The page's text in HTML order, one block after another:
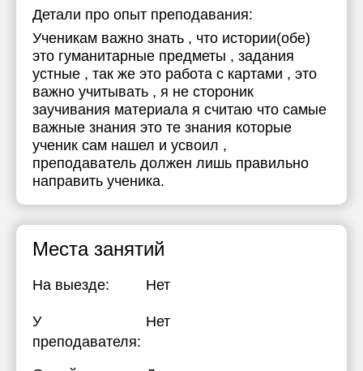
Детали про опыт преподавания:
Ученикам важно знать , что истории(обе)
это гуманитарные предметы , задания
устные , так же это работа с картами , это
важно учитывать , я не стороник
заучивания материала я считаю что самые
важные знания это те знания которые
ученик сам нашел и усвоил ,
преподаватель должен лишь правильно
направить ученика.
Места занятий
На выезде: Нет
У
преподавателя:
Нет